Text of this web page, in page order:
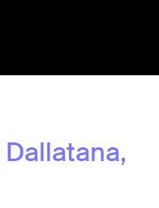
Dallatana,